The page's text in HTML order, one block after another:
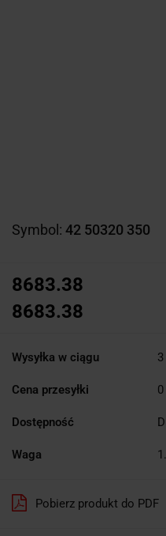
Symbol: 42 50320 350
8683.38
8683.38
Wysyłka w ciągu
Cena przesyłki 0
Dostępność
Waga
Pobierz produkt do PDF